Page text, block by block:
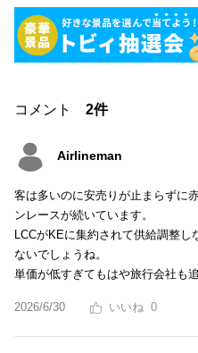
コメント 2件
Airlineman
客は多いのに安売りが止まらずに
ンレースが続いています。
LCCがKEに集約されて供給調整
ないでしょうね。
単価が低すぎてもはや旅行会社も
2026/6/30 0